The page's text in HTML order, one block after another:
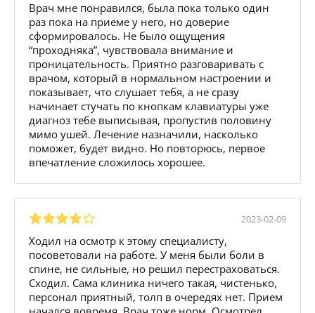
Врач мне понравился, была пока только один
раз пока на приеме у него, но доверие
сформировалось. Не было ощущения
“проходняка”, чувствовала внимание и
проницательность. Приятно разговаривать с
врачом, который в нормальном настроении и
показывает, что слушает тебя, а не сразу
начинает стучать по кнопкам клавиатуры уже
диагноз тебе выписывая, пропустив половину
мимо ушей. Лечение назначили, насколько
поможет, будет видно. Но повторюсь, первое
впечатление сложилось хорошее.
2023-02-09
Ходил на осмотр к этому специалисту,
посоветовали на работе. У меня были боли в
спине, не сильные, но решил перестраховаться.
Сходил. Сама клиника ничего такая, чистенько,
персонал приятный, толп в очередях нет. Прием